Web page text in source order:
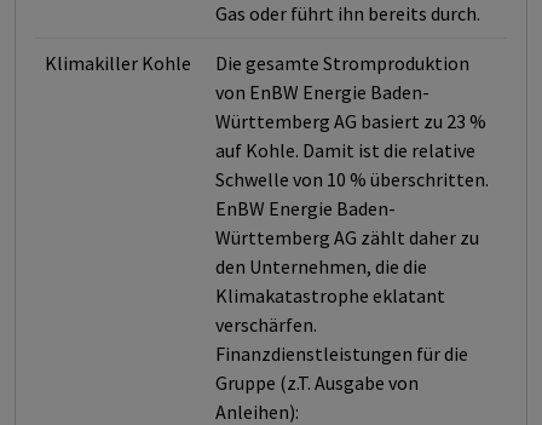
Gas oder führt ihn bereits durch.
Klimakiller Kohle
Die gesamte Stromproduktion
von EnBW Energie Baden-
Württemberg AG basiert zu 23 %
auf Kohle. Damit ist die relative
Schwelle von 10 % überschritten.
EnBW Energie Baden-
Württemberg AG zählt daher zu
den Unternehmen, die die
Klimakatastrophe eklatant
verschärfen.
Finanzdienstleistungen für die
Gruppe (z.T. Ausgabe von
Anleihen):